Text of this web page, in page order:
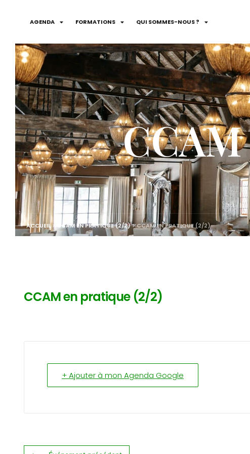
AGENDA FORMATIONS QUI SOMMES-NOUS ?
ACCUEIL> CCAM EN PRATIQUE (2/2)>CCAM EN PRATIQUE (2/2)
CCAM en pratique (2/2)
+ Ajouter à mon Agenda Google